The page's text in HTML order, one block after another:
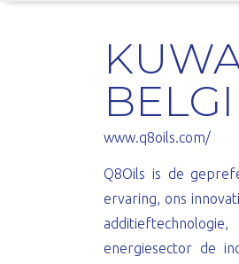
www.q8oils.com/
Q8Oils is de
ervaring, ons
energiesector de